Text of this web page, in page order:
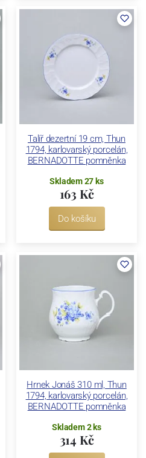
Talíř dezertní 19 cm, Thun
1794, karlovarský porcelán,
BERNADOTTE pomněnka
Skladem 27 ks
163 Kč
Do košíku
Hrnek Jonáš 310 ml, Thun
1794, karlovarský porcelán,
BERNADOTTE pomněnka
Skladem 2 ks
314 Kč